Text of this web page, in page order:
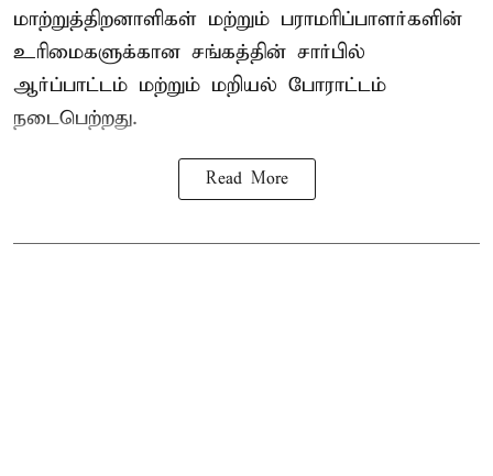
மாற்றுத்திறனாளிகள் மற்றும் பராமரிப்பாளர்களின்
உரிமைகளுக்கான சங்கத்தின் சார்பில்
ஆர்ப்பாட்டம் மற்றும் மறியல் போராட்டம்
நடைபெற்றது.
Read More